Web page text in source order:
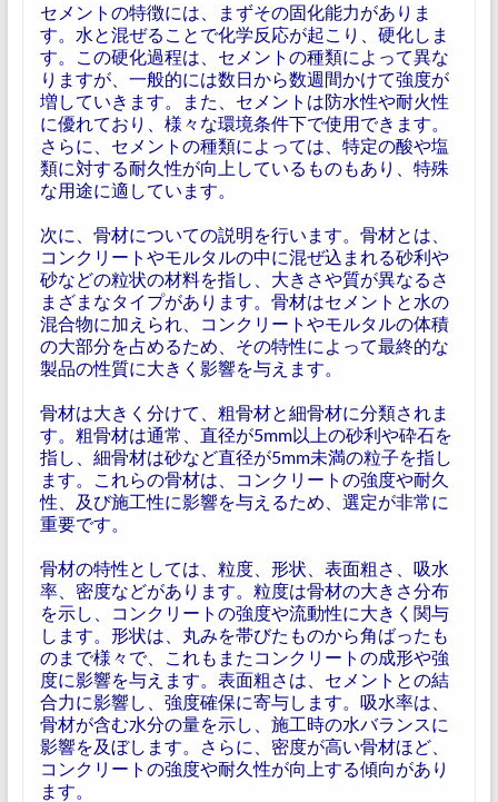
セメントの特徴には、まずその固化能力がありま
す。水と混ぜることで化学反応が起こり、硬化しま
す。この硬化過程は、セメントの種類によって異な
りますが、一般的には数日から数週間かけて強度が
増していきます。また、セメントは防水性や耐火性
に優れており、様々な環境条件下で使用できます。
さらに、セメントの種類によっては、特定の酸や塩
類に対する耐久性が向上しているものもあり、特殊
な用途に適しています。
次に、骨材についての説明を行います。骨材とは、
コンクリートやモルタルの中に混ぜ込まれる砂利や
砂などの粒状の材料を指し、大きさや質が異なるさ
まざまなタイプがあります。骨材はセメントと水の
混合物に加えられ、コンクリートやモルタルの体積
の大部分を占めるため、その特性によって最終的な
製品の性質に大きく影響を与えます。
骨材は大きく分けて、粗骨材と細骨材に分類されま
す。粗骨材は通常、直径が5mm以上の砂利や砕石を
指し、細骨材は砂など直径が5mm未満の粒子を指し
ます。これらの骨材は、コンクリートの強度や耐久
性、及び施工性に影響を与えるため、選定が非常に
重要です。
骨材の特性としては、粒度、形状、表面粗さ、吸水
率、密度などがあります。粒度は骨材の大きさ分布
を示し、コンクリートの強度や流動性に大きく関与
します。形状は、丸みを帯びたものから角ばったも
のまで様々で、これもまたコンクリートの成形や強
度に影響を与えます。表面粗さは、セメントとの結
合力に影響し、強度確保に寄与します。吸水率は、
骨材が含む水分の量を示し、施工時の水バランスに
影響を及ぼします。さらに、密度が高い骨材ほど、
コンクリートの強度や耐久性が向上する傾向があり
ます。